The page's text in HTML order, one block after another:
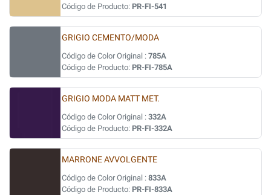
Código de Producto: PR-FI-541
GRIGIO CEMENTO/MODA
Código de Color Original : 785A
Código de Producto: PR-FI-785A
GRIGIO MODA MATT MET.
Código de Color Original : 332A
Código de Producto: PR-FI-332A
MARRONE AVVOLGENTE
Código de Color Original : 833A
Código de Producto: PR-FI-833A